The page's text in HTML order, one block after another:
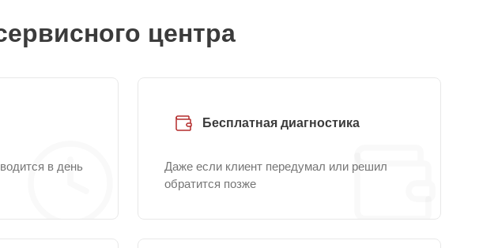
центра
в день
Бесплатная диагностика
Даже если клиент передумал или решил
обратится позже